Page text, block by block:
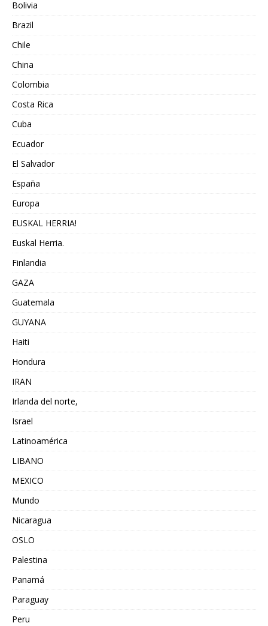
Bolivia
Brazil
Chile
China
Colombia
Costa Rica
Cuba
Ecuador
El Salvador
España
Europa
EUSKAL HERRIA!
Euskal Herria.
Finlandia
GAZA
Guatemala
GUYANA
Haiti
Hondura
IRAN
Irlanda del norte,
Israel
Latinoamérica
LIBANO
MEXICO
Mundo
Nicaragua
OSLO
Palestina
Panamá
Paraguay
Peru